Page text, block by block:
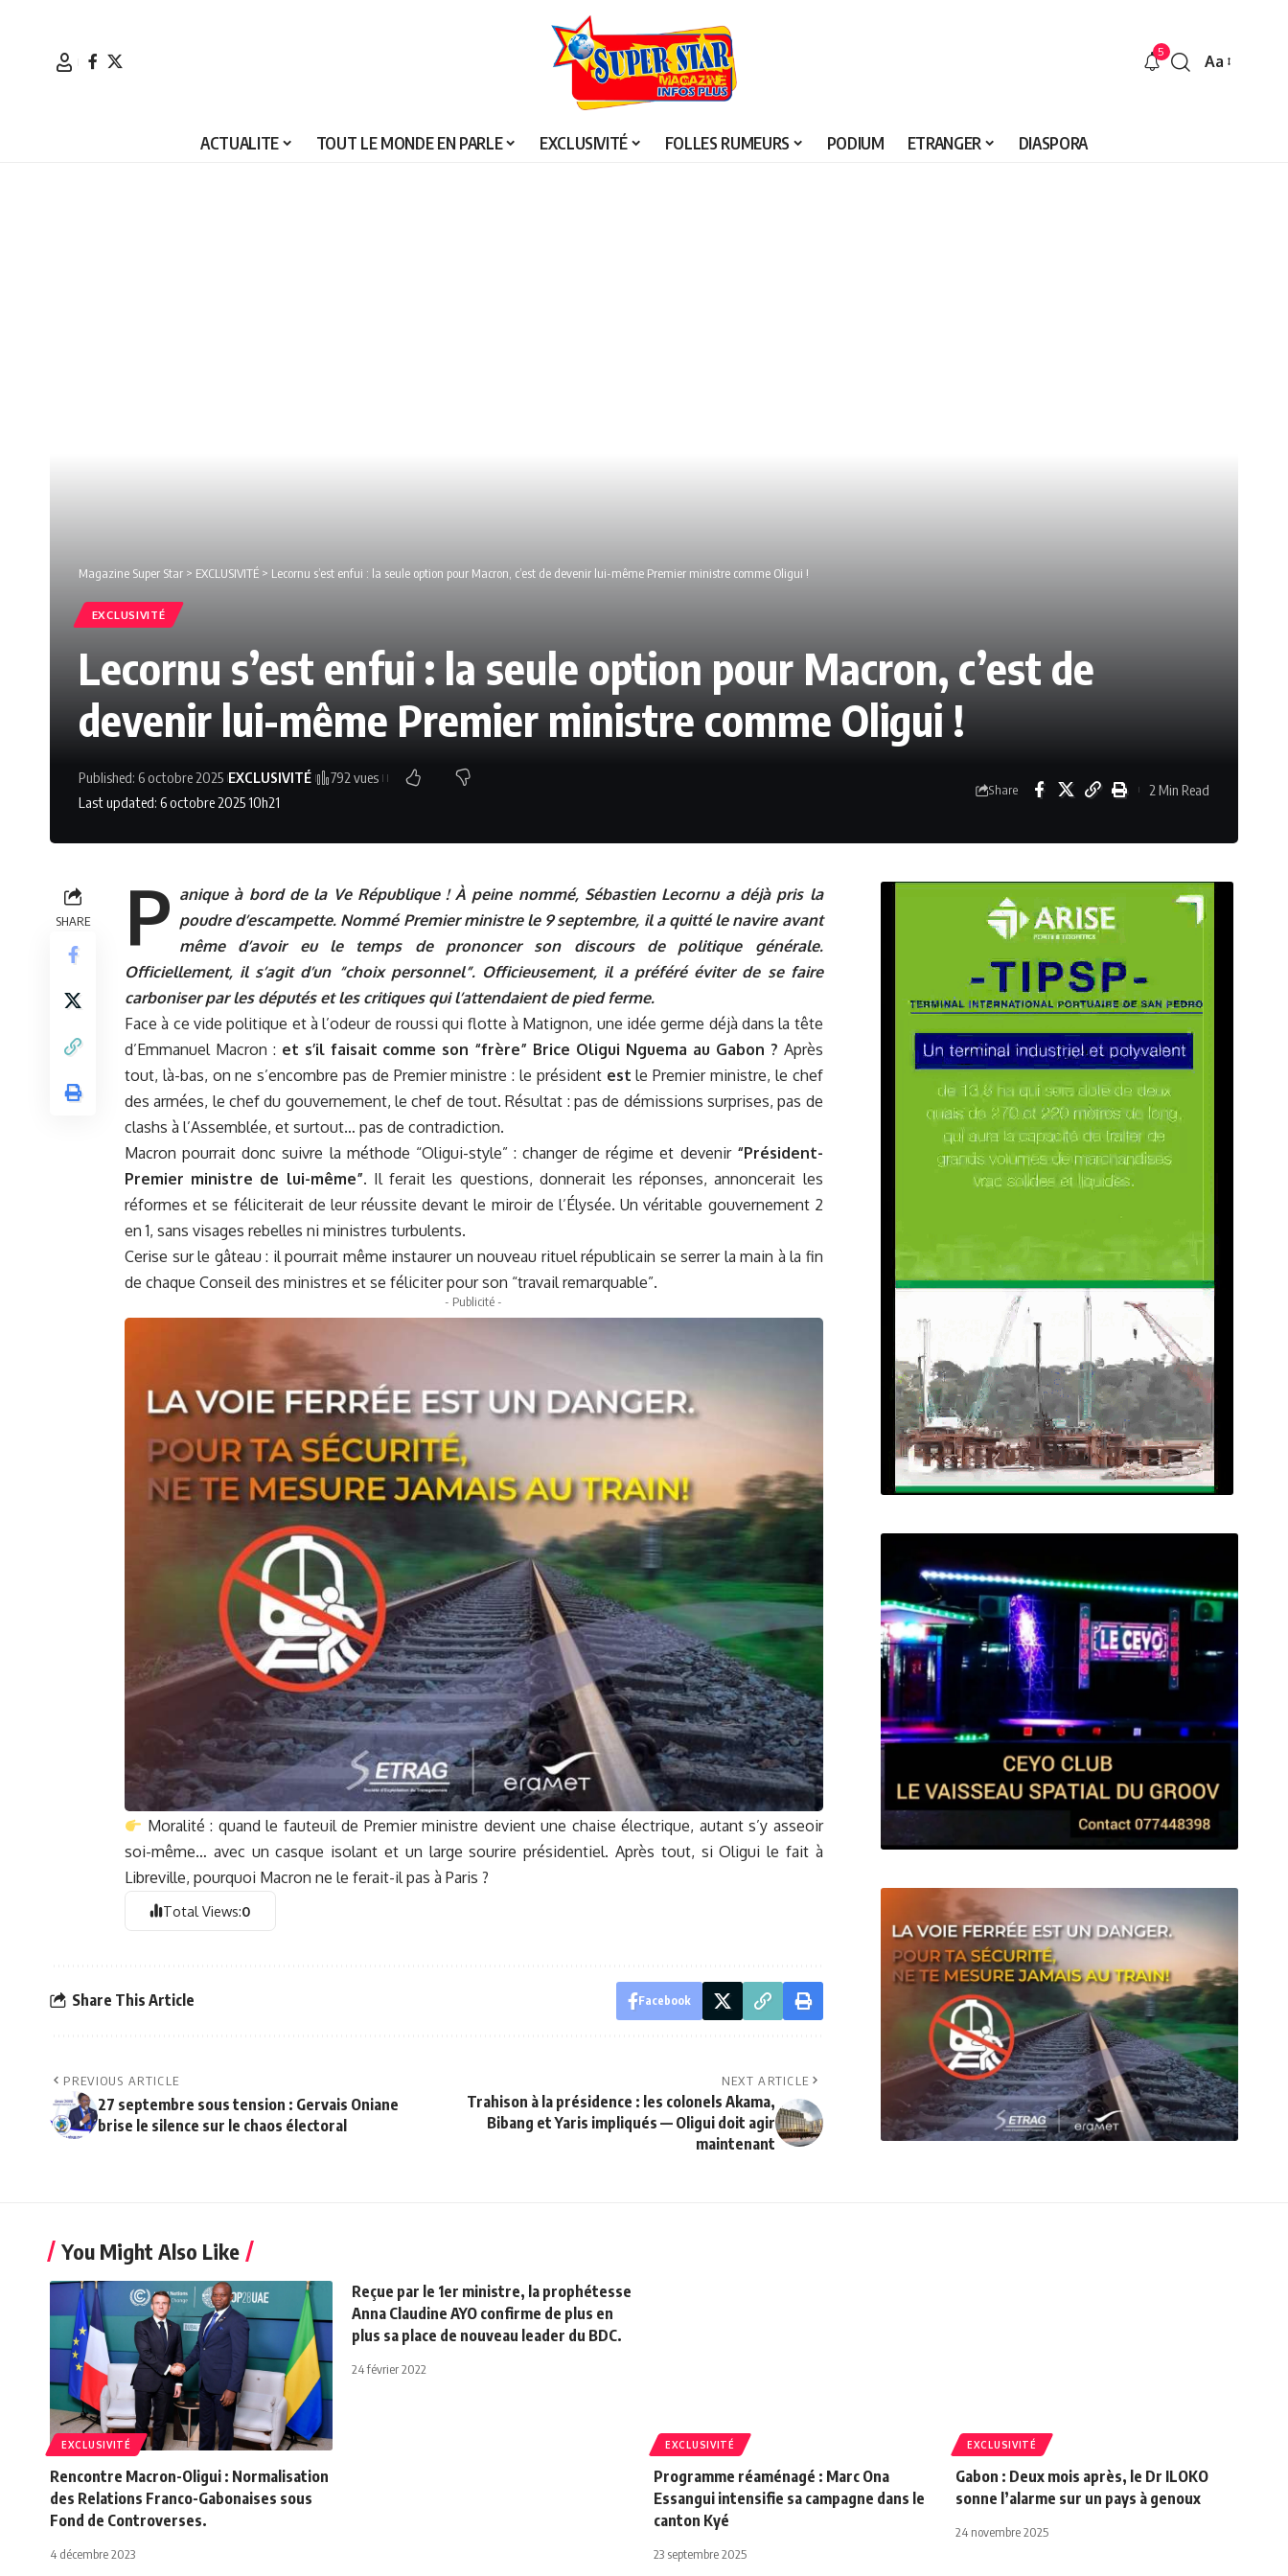
5
Font
Aa
ACTUALITE TOUT LE MONDE EN PARLE EXCLUSIVITÉ FOLLES RUMEURS PODIUM ETRANGER DIASPORA
Magazine Super Star > EXCLUSIVITÉ > Lecornu s’est enfui : la seule option pour Macron, c’est de devenir lui-même Premier ministre comme Oligui !
EXCLUSIVITÉ
Lecornu s’est enfui : la seule option pour Macron, c’est de
devenir lui-même Premier ministre comme Oligui !
Last updated: 6 octobre 2025 10h21
Published: 6 octobre 2025 EXCLUSIVITÉ 792 vues
Share 2 Min Read
SHARE P anique à bord de la Ve République ! À peine nommé, Sébastien Lecornu a déjà pris la
poudre d’escampette. Nommé Premier ministre le 9 septembre, il a quitté le navire avant
même d’avoir eu le temps de prononcer son discours de politique générale.
Officiellement, il s’agit d’un “choix personnel”. Officieusement, il a préféré éviter de se faire
carboniser par les députés et les critiques qui l’attendaient de pied ferme.
Face à ce vide politique et à l’odeur de roussi qui flotte à Matignon, une idée germe déjà dans la tête
d’Emmanuel Macron : et s’il faisait comme son “frère” Brice Oligui Nguema au Gabon ? Après
tout, là-bas, on ne s’encombre pas de Premier ministre : le président est le Premier ministre, le chef
des armées, le chef du gouvernement, le chef de tout. Résultat : pas de démissions surprises, pas de
clashs à l’Assemblée, et surtout… pas de contradiction.
Macron pourrait donc suivre la méthode “Oligui-style” : changer de régime et devenir “Président-
Premier ministre de lui-même”. Il ferait les questions, donnerait les réponses, annoncerait les
réformes et se féliciterait de leur réussite devant le miroir de l’Élysée. Un véritable gouvernement 2
en 1, sans visages rebelles ni ministres turbulents.
Cerise sur le gâteau : il pourrait même instaurer un nouveau rituel républicain se serrer la main à la fin
de chaque Conseil des ministres et se féliciter pour son “travail remarquable”.
- Publicité -
Moralité : quand le fauteuil de Premier ministre devient une chaise électrique, autant s’y asseoir
soi-même… avec un casque isolant et un large sourire présidentiel. Après tout, si Oligui le fait à
Libreville, pourquoi Macron ne le ferait-il pas à Paris ?
Total Views:0
Share This Article Facebook
PREVIOUS ARTICLE
27 septembre sous tension : Gervais Oniane
brise le silence sur le chaos électoral
NEXT ARTICLE
Trahison à la présidence : les colonels Akama,
Bibang et Yaris impliqués — Oligui doit agir
maintenant
You Might Also Like
EXCLUSIVITÉ
Rencontre Macron-Oligui : Normalisation
des Relations Franco-Gabonaises sous
Fond de Controverses.
4 décembre 2023
Reçue par le 1er ministre, la prophétesse
Anna Claudine AYO confirme de plus en
plus sa place de nouveau leader du BDC.
24 février 2022
EXCLUSIVITÉ
Programme réaménagé : Marc Ona
Essangui intensifie sa campagne dans le
canton Kyé
23 septembre 2025
EXCLUSIVITÉ
Gabon : Deux mois après, le Dr ILOKO
sonne l’alarme sur un pays à genoux
24 novembre 2025